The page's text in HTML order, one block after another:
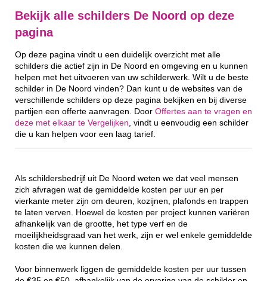
Bekijk alle schilders De Noord op deze
pagina
Op deze pagina vindt u een duidelijk overzicht met alle
schilders die actief zijn in De Noord en omgeving en u kunnen
helpen met het uitvoeren van uw schilderwerk. Wilt u de beste
schilder in De Noord vinden? Dan kunt u de websites van de
verschillende schilders op deze pagina bekijken en bij diverse
partijen een offerte aanvragen. Door Offertes aan te vragen en
deze met elkaar te Vergelijken , vindt u eenvoudig een schilder
die u kan helpen voor een laag tarief.
Als schildersbedrijf uit De Noord weten we dat veel mensen
zich afvragen wat de gemiddelde kosten per uur en per
vierkante meter zijn om deuren, kozijnen, plafonds en trappen
te laten verven. Hoewel de kosten per project kunnen variëren
afhankelijk van de grootte, het type verf en de
moeilijkheidsgraad van het werk, zijn er wel enkele gemiddelde
kosten die we kunnen delen.
Voor binnenwerk liggen de gemiddelde kosten per uur tussen